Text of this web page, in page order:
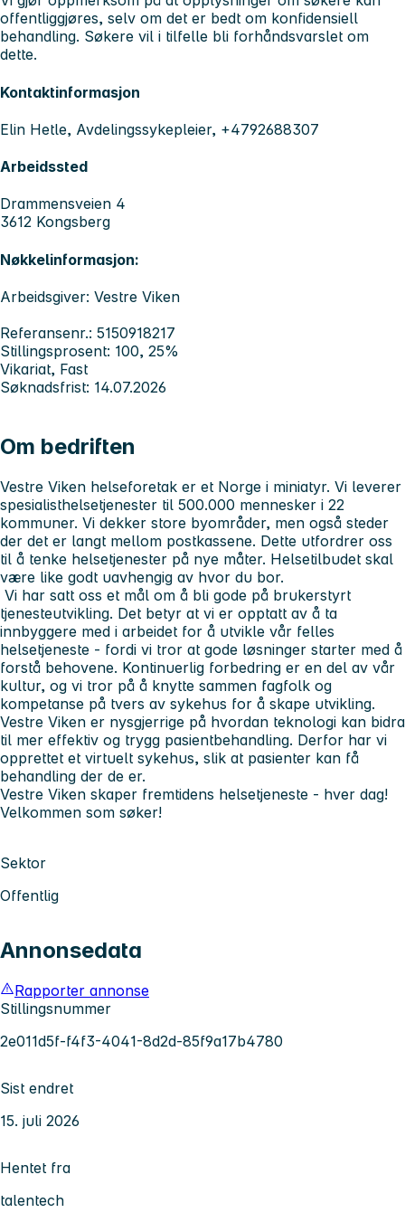
offentliggjøres, selv om det er bedt om konfidensiell
behandling. Søkere vil i tilfelle bli forhåndsvarslet om
dette.
Kontaktinformasjon
Elin Hetle, Avdelingssykepleier, +4792688307
Arbeidssted
Drammensveien 4
3612 Kongsberg
Nøkkelinformasjon:
Arbeidsgiver: Vestre Viken
Referansenr.: 5150918217
Stillingsprosent: 100, 25%
Vikariat, Fast
Søknadsfrist: 14.07.2026
Om bedriften
Vestre Viken helseforetak er et Norge i miniatyr. Vi leverer
spesialisthelsetjenester til 500.000 mennesker i 22
kommuner. Vi dekker store byområder, men også steder
der det er langt mellom postkassene. Dette utfordrer oss
til å tenke helsetjenester på nye måter. Helsetilbudet skal
være like godt uavhengig av hvor du bor.
Vi har satt oss et mål om å bli gode på brukerstyrt
tjenesteutvikling. Det betyr at vi er opptatt av å ta
innbyggere med i arbeidet for å utvikle vår felles
helsetjeneste - fordi vi tror at gode løsninger starter med å
forstå behovene. Kontinuerlig forbedring er en del av vår
kultur, og vi tror på å knytte sammen fagfolk og
kompetanse på tvers av sykehus for å skape utvikling.
Vestre Viken er nysgjerrige på hvordan teknologi kan bidra
til mer effektiv og trygg pasientbehandling. Derfor har vi
opprettet et virtuelt sykehus, slik at pasienter kan få
behandling der de er.
Vestre Viken skaper fremtidens helsetjeneste - hver dag!
Velkommen som søker!
Sektor
Offentlig
Annonsedata
Rapporter annonse
Stillingsnummer
2e011d5f-f4f3-4041-8d2d-85f9a17b4780
Sist endret
15. juli 2026
Hentet fra
talentech